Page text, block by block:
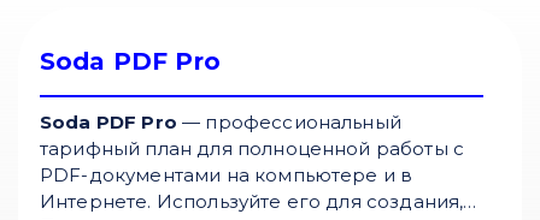
Soda PDF Pro
Soda PDF Pro — профессиональный
тарифный план для полноценной работы с
PDF-документами на компьютере и в
Интернете. Используйте его для создания,